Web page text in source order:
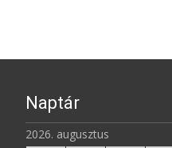
Naptár
2026. augusztus